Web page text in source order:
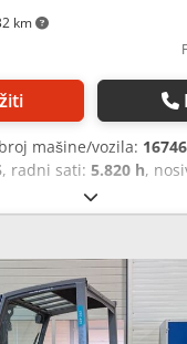
km
mašine/vozila: 16746
, radni sati: 5.820 h,
, slobodno
500 mm, vrsta goriva:
visina:
,
prednje gume:205/
gume:6.50-10
Serijski broj:
Aiksk